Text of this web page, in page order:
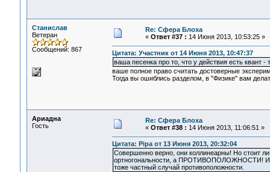
Станислав
Ветеран
Сообщений: 867
Re: Сфера Блоха
« Ответ #37 : 14 Июня 2013, 10:53:25 »
Цитата: Участник от 14 Июня 2013, 10:47:37
ваша песенка про то, что у действия есть квант -
ваше полное право считать достоверные
Тогда вы ошиблись разделом, в "Физике" вам
Ариадна
Гость
Re: Сфера Блоха
« Ответ #38 : 14 Июня 2013, 11:06:51 »
Цитата: Pipa от 13 Июня 2013, 20:32:04
Совершенно верно, они коллинеарны! Но стоит
ортногональности, а ПРОТИВОПОЛОЖНОСТИ! И
тоже частный случай противоположности.